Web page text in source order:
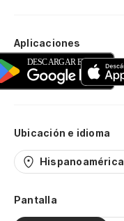
Aplicaciones
Ubicación e idioma
Hispanoamérica
Pantalla